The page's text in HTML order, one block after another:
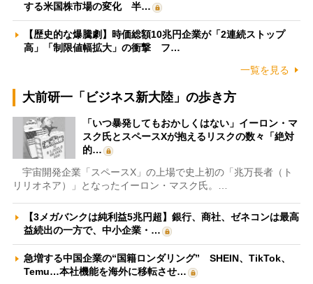
する米国株市場の変化 半…
【歴史的な爆騰劇】時価総額10兆円企業が「2連続ストップ
高」「制限値幅拡大」の衝撃 フ…
一覧を見る
大前研一「ビジネス新大陸」の歩き方
「いつ暴発してもおかしくはない」イーロン・マ
スク氏とスペースXが抱えるリスクの数々「絶対
的…
宇宙開発企業「スペースX」の上場で史上初の「兆万長者（ト
リリオネア）」となったイーロン・マスク氏。…
【3メガバンクは純利益5兆円超】銀行、商社、ゼネコンは最高
益続出の一方で、中小企業・…
急増する中国企業の“国籍ロンダリング” SHEIN、TikTok、
Temu…本社機能を海外に移転させ…